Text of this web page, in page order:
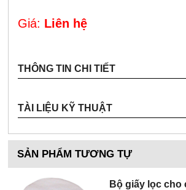
Giá: Liên hệ
THÔNG TIN CHI TIẾT
TÀI LIỆU KỸ THUẬT
SẢN PHẨM TƯƠNG TỰ
Bộ giấy lọc cho